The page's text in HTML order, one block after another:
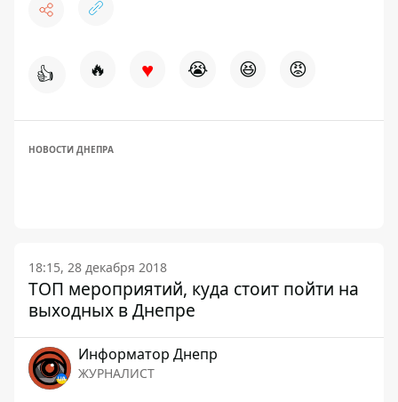
👍 🔥 ♥ 😭 😆 😡
НОВОСТИ ДНЕПРА
18:15, 28 декабря 2018
ТОП мероприятий, куда стоит пойти на
выходных в Днепре
Информатор Днепр
ЖУРНАЛИСТ